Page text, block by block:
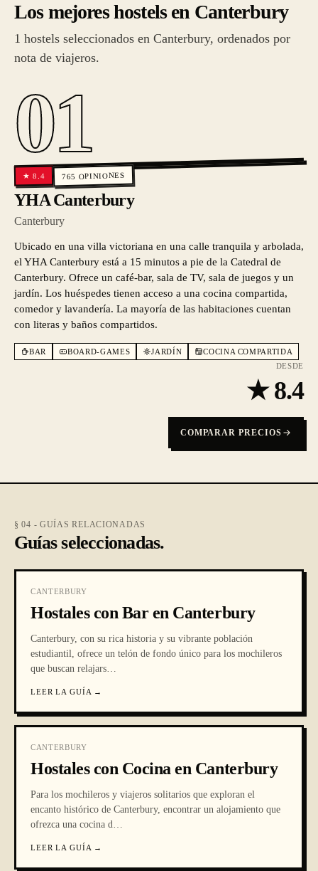
Los mejores hostels en Canterbury
1 hostels seleccionados en Canterbury, ordenados por
nota de viajeros.
01
★8.4 765 OPINIONES
YHA Canterbury
Canterbury
Ubicado en una villa victoriana en una calle tranquila y arbolada,
el YHA Canterbury está a 15 minutos a pie de la Catedral de
Canterbury. Ofrece un café-bar, sala de TV, sala de juegos y un
jardín. Los huéspedes tienen acceso a una cocina compartida,
comedor y lavandería. La mayoría de las habitaciones cuentan
con literas y baños compartidos.
BAR BOARD-GAMES JARDÍN
COCINA COMPARTIDA
DESDE
★8.4
COMPARAR PRECIOS
§ 04 - GUÍAS RELACIONADAS
Guías seleccionadas.
CANTERBURY
Hostales con Bar en Canterbury
Canterbury, con su rica historia y su vibrante población
estudiantil, ofrece un telón de fondo único para los mochileros
que buscan relajars…
LEER LA GUÍA →
CANTERBURY
Hostales con Cocina en Canterbury
Para los mochileros y viajeros solitarios que exploran el
encanto histórico de Canterbury, encontrar un alojamiento que
ofrezca una cocina d…
LEER LA GUÍA →